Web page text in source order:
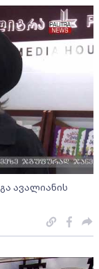
ავალიანის